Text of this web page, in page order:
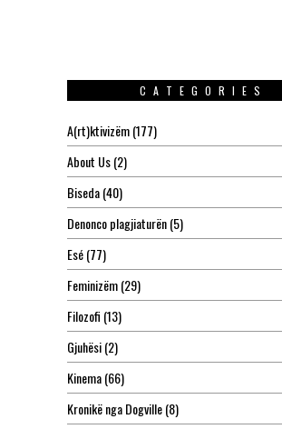
CATEGORIES
A(rt)ktivizëm(177)
About Us(2)
Biseda(40)
Denonco plagjiaturën(5)
Esé(77)
Feminizëm(29)
Filozofi (13)
Gjuhësi(2)
Kinema(66)
Kronikë nga Dogville(8)